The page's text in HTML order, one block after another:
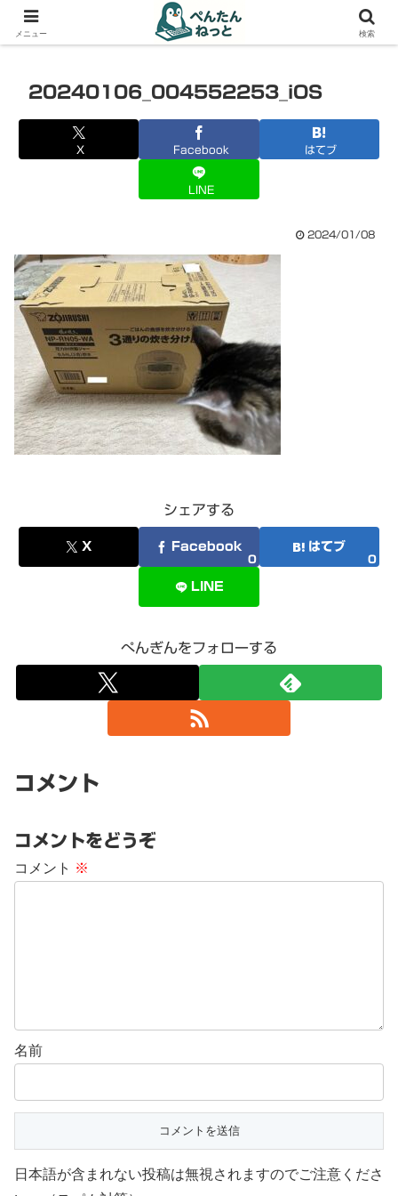
PCやガジェットの備忘録
20240106_004552253_iOS
X Facebook はてブ
LINE
2024/01/08
シェアする
X Facebook
0
はてブ
0
LINE
ぺんぎんをフォローする
コメント
コメントをどうぞ
コメント ※
名前
日本語が含まれない投稿は無視されますのでご注意くださ
メニュー 検索